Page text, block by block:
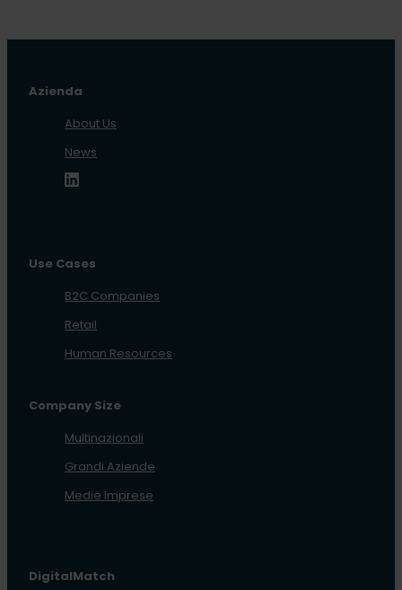
Azienda
About Us
News
Use Cases
B2C Companies
Retail
Human Resources
Company Size
Multinazionali
Grandi Aziende
Medie Imprese
DigitalMatch